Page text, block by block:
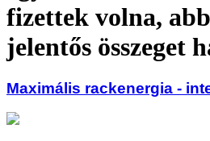
fizettek volna,
jelentős összeget
Maximális rackenergia -